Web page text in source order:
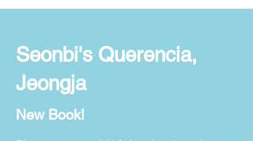
Seonbi's Querencia,
Jeongja
New Book!